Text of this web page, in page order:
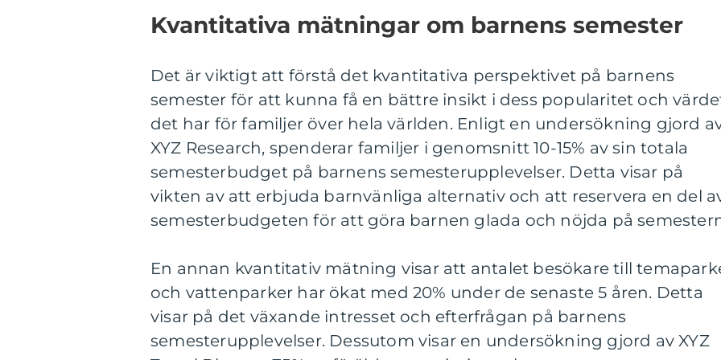
Kvantitativa mätningar om barnens semester
Det är viktigt att förstå det kvantitativa perspektivet på barnens
semester för att kunna få en bättre insikt i dess popularitet och
det har för familjer över hela världen. Enligt en undersökning gjord
XYZ Research, spenderar familjer i genomsnitt 10-15% av sin totala
semesterbudget på barnens semesterupplevelser. Detta visar på
vikten av att erbjuda barnvänliga alternativ och att reservera en del
semesterbudgeten för att göra barnen glada och nöjda på
En annan kvantitativ mätning visar att antalet besökare till
och vattenparker har ökat med 20% under de senaste 5 åren. Detta
visar på det växande intresset och efterfrågan på barnens
semesterupplevelser. Dessutom visar en undersökning gjord av XYZ